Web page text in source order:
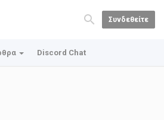
Συνδεθείτε
Discord Chat